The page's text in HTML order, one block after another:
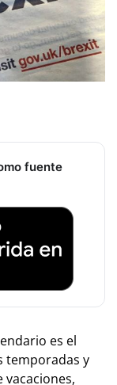
fuente
es el
temporadas y
vacaciones,